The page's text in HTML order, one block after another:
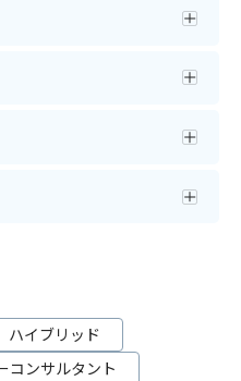
ハイブリッド
コンサルタント